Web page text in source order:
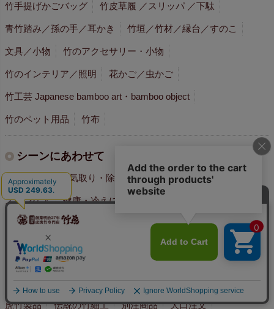
竹手提げかごバッグ 竹皮草履 ／スリッパ ／下駄
青竹踏み／孫の手／耳かき 竹垣／竹材／縁台／すのこ
文具／小物 竹のアクセサリー・小物
竹のインテリア／照明 花かご／虫かご
竹工芸 Japanese bamboo art・bamboo object
竹のペット用品 竹布
シーンにあわせて
消臭・防臭・湿気取り・除湿に 食を楽しむ お風呂で
スキンケア 健康・冷えに
下駄でお散歩 竹を身につける お掃除で お洗濯で
収納・整理に 竹でなごむ 四代目おすすめ
刻印・名入れ・記念品
虎竹製品 伝統の竹細工 別注商品 大口注文